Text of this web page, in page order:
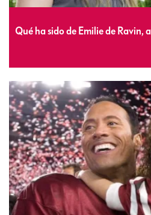
Qué ha sido de Emilie de Ravin,